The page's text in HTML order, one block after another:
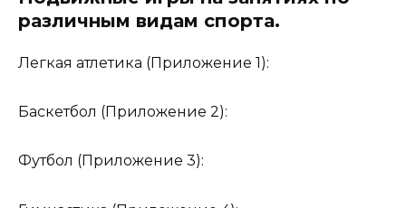
различным видам спорта.
Легкая атлетика (Приложение 1):
Баскетбол (Приложение 2):
Футбол (Приложение 3):